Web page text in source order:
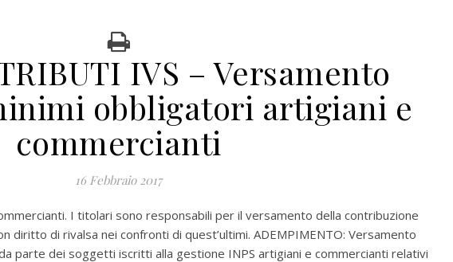
IVS – Versamento
obbligatori artigiani e
commercianti
16 Febbraio 2017
I titolari sono responsabili per il versamento della contribuzione
diritto di rivalsa nei confronti di quest’ultimi. ADEMPIMENTO: Versamento
parte dei soggetti iscritti alla gestione INPS artigiani e commercianti relativi